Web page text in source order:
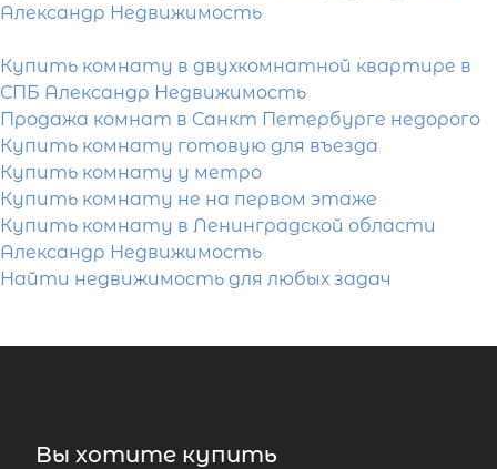
7,108 км
Александр Недвижимость
Купить комнату в двухкомнатной квартире в
СПБ Александр Недвижимость
Продажа комнат в Санкт Петербурге недорого
Купить комнату готовую для въезда
Купить комнату у метро
Купить комнату не на первом этаже
Купить комнату в Ленинградской области
Александр Недвижимость
Найти недвижимость для любых задач
Вы хотите купить